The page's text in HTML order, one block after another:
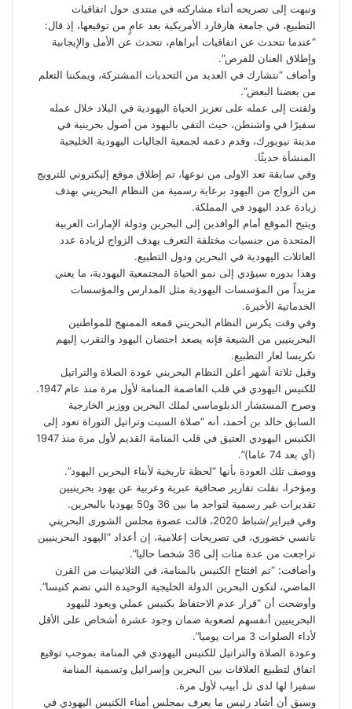
ونبهت إلى تصريحه أثناء مشاركته في منتدى حول اتفاقيات
التطبيع، في جامعة هارفارد الأمريكية بعد عامٍ من توقيعها، إذ قال:
“عندما نتحدث عن اتفاقيات أبراهام، نتحدث عن الأمل والإيجابية
وإطلاق العنان للفرص”.
وأضاف “نتشارك في العديد من التحديات المشتركة، ويمكننا التعلم
من بعضنا البعض”.
ولفتت إلى عمله على تعزيز الحياة اليهودية في البلاد خلال عمله
سفيرًا في واشنطن، حيث التقى باليهود من أصول بحرينية في
مدينة نيويورك، وقدم دعمه لجمعية الجاليات اليهودية الخليجية
المنشأة حديثًا.
وفي سابقة تعد الاولى من نوعها، تم إطلاق موقع إليكتروني للترويج
من الزواج من اليهود برعاية رسمية من النظام البحريني بهدف
زيادة عدد اليهود في المملكة.
ويتيح الموقع أمام الوافدين إلى البحرين ودولة الإمارات العربية
المتحدة من جنسيات مختلفة التعرف بهدف الزواج لزيادة عدد
العائلات اليهودية في البحرين ودول التطبيع.
وهذا بدوره سيؤدي إلى نمو الحياة المجتمعية اليهودية، ما يعني
مزيداً من المؤسسات اليهودية مثل المدارس والمؤسسات
الخدماتية الأخيرة.
وفي وقت يكرس النظام البحريني قمعه الممنهج للمواطنين
البحرينيين من الشيعة فإنه يصعد احتضان اليهود والتقرب إليهم
تكريسا لعار التطبيع.
وقبل ثلاثة أشهر أعلن النظام البحريني عودة الصلاة والتراتيل
للكنيس اليهودي في قلب العاصمة المنامة لأول مرة منذ عام 1947.
وصرح المستشار الدبلوماسي لملك البحرين ووزير الخارجية
السابق خالد بن أحمد، أنه “صلاة السبت وتراتيل التوراة تعود إلى
الكنيس اليهودي العتيق في قلب المنامة القديم لأول مرة منذ 1947
(أي بعد 74 عاما)”.
ووصف تلك العودة بأنها “لحظة تاريخية لأبناء البحرين اليهود”.
ومؤخرا، نقلت تقارير صحافية عبرية وعربية عن يهود بحرينيين
تقديرات غير رسمية لتواجد ما بين 36 و50 يهوديا بالبحرين.
وفي فبراير/شباط 2020، قالت عضوة مجلس الشورى البحريني
نانسي خضوري، في تصريحات إعلامية، إن أعداد “اليهود البحرينيين
تراجعت من عدة مئات إلى 36 شخصا حاليا”.
وأضافت: “تم افتتاح الكنيس بالمنامة، في الثلاثينيات من القرن
الماضي، لتكون البحرين الدولة الخليجية الوحيدة التي تضم كنيسا”.
وأوضحت أن “قرار عدم الاحتفاظ بكنيس عملي ويعود لليهود
البحرينيين أنفسهم لصعوبة ضمان وجود عشرة أشخاص على الأقل
لأداء الصلوات 3 مرات يوميا”.
وعودة الصلاة والتراتيل للكنيس اليهودي في المنامة بموجب توقيع
اتفاق لتطبيع العلاقات بين البحرين وإسرائيل وتسمية المنامة
سفيرا لها لدى تل أبيب لأول مرة.
وسبق أن أشاد رئيس ما يعرف بمجلس أمناء الكنيس اليهودي في